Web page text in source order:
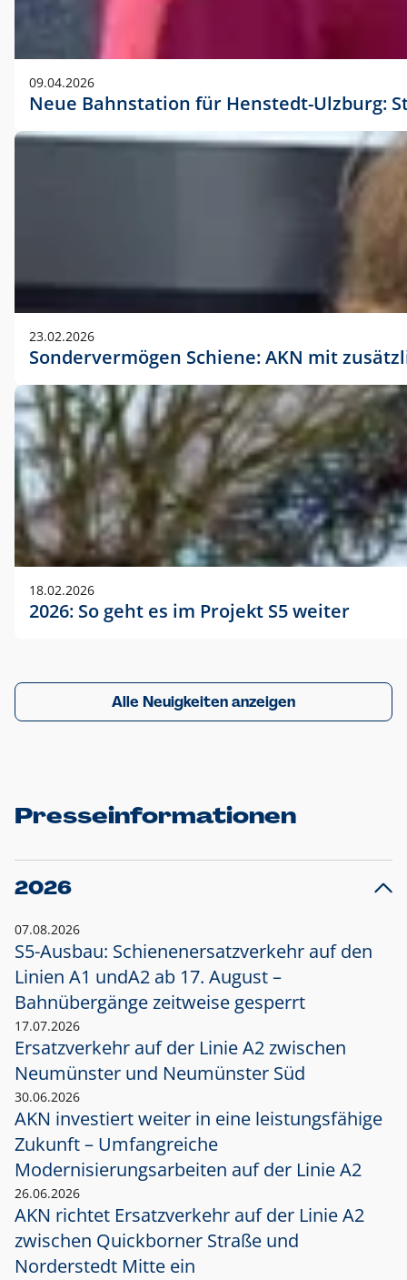
09.04.2026
Neue Bahnstation für Henstedt-Ulzburg:
23.02.2026
Sondervermögen Schiene: AKN mit
18.02.2026
2026: So geht es im Projekt S5 weiter
Alle Neuigkeiten anzeigen
Presseinformationen
2026
07.08.2026
S5-Ausbau: Schienenersatzverkehr auf den
Linien A1 undA2 ab 17. August –
Bahnübergänge zeitweise gesperrt
17.07.2026
Ersatzverkehr auf der Linie A2 zwischen
Neumünster und Neumünster Süd
30.06.2026
AKN investiert weiter in eine leistungsfähige
Zukunft – Umfangreiche
Modernisierungsarbeiten auf der Linie A2
26.06.2026
AKN richtet Ersatzverkehr auf der Linie A2
zwischen Quickborner Straße und
Norderstedt Mitte ein